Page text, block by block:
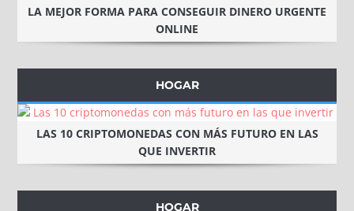
LA MEJOR FORMA PARA CONSEGUIR DINERO URGENTE
ONLINE
HOGAR
LAS 10 CRIPTOMONEDAS CON MÁS FUTURO EN LAS
QUE INVERTIR
HOGAR